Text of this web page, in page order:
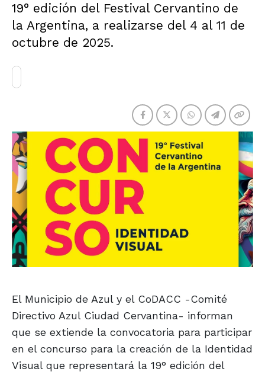
19° edición del Festival Cervantino de
la Argentina, a realizarse del 4 al 11 de
octubre de 2025.
El Municipio de Azul y el CoDACC -Comité
Directivo Azul Ciudad Cervantina- informan
que se extiende la convocatoria para participar
en el concurso para la creación de la Identidad
Visual que representará la 19° edición del